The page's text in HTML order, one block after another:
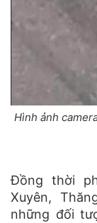
Hình ảnh
Đồng thời
Xuyên,
những đối